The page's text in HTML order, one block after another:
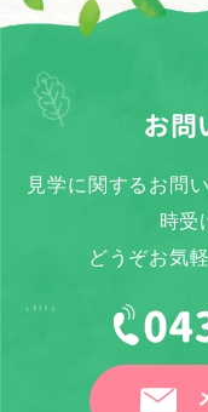
お問
見学に関するお問
時受
どうぞお気